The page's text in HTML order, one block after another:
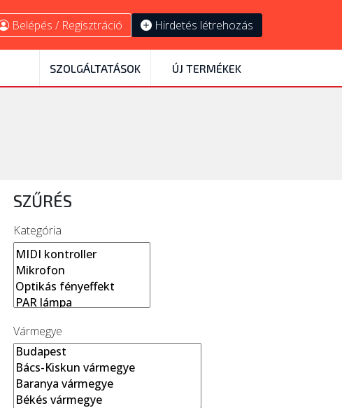
Belépés / Regisztráció Hirdetés létrehozás
SZOLGÁLTATÁSOK ÚJ TERMÉKEK
SZŰRÉS
Kategória
Vármegye